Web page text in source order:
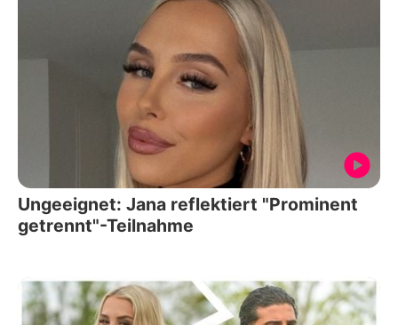
Ungeeignet: Jana reflektiert "Prominent
getrennt"-Teilnahme